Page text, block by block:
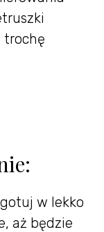
trochę
w lekko
aż będzie